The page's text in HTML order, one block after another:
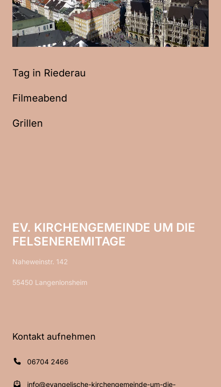
Tag in Riederau
Filmeabend
Grillen
EV. KIRCHENGEMEINDE UM DIE
FELSENEREMITAGE
Naheweinstr. 142
55450 Langenlonsheim
Kontakt aufnehmen
06704 2466
info@evangelische-kirchengemeinde-um-die-